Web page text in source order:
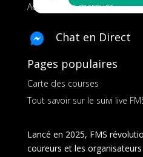
Ads pour les marques
Chat en Direct
Pages populaires
Carte des courses
Tout savoir sur le suivi live
Lancé en 2025, FMS
coureurs et les